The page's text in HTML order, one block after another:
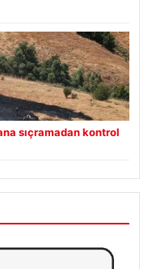
sıçramadan kontrol